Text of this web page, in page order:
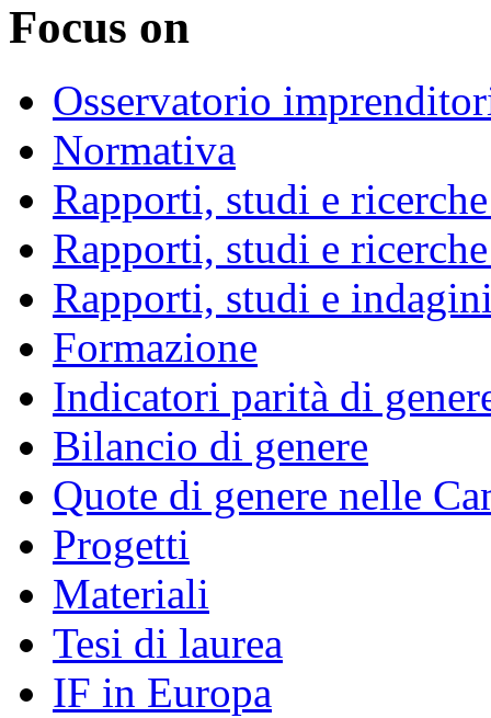
Focus on
Osservatorio
Normativa
Rapporti, studi e
Rapporti, studi e
Rapporti, studi e
Formazione
Indicatori parità di
Bilancio di genere
Quote di genere nelle
Progetti
Materiali
Tesi di laurea
IF in Europa